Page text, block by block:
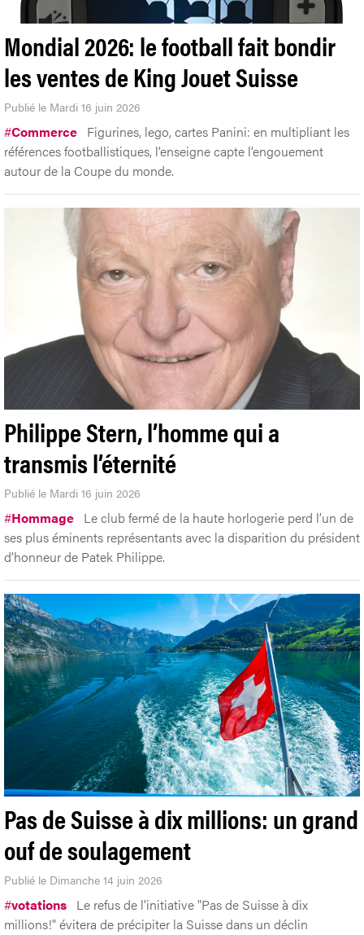
Mondial 2026: le football fait bondir
les ventes de King Jouet Suisse
Publié le Mardi 16 juin 2026
#Commerce Figurines, lego, cartes Panini: en multipliant les
références footballistiques, l’enseigne capte l’engouement
autour de la Coupe du monde.
Philippe Stern, l’homme qui a
transmis l’éternité
Publié le Mardi 16 juin 2026
#Hommage Le club fermé de la haute horlogerie perd l’un de
ses plus éminents représentants avec la disparition du président
d’honneur de Patek Philippe.
Pas de Suisse à dix millions: un grand
ouf de soulagement
Publié le Dimanche 14 juin 2026
#votations Le refus de l'initiative "Pas de Suisse à dix
millions!" évitera de précipiter la Suisse dans un déclin